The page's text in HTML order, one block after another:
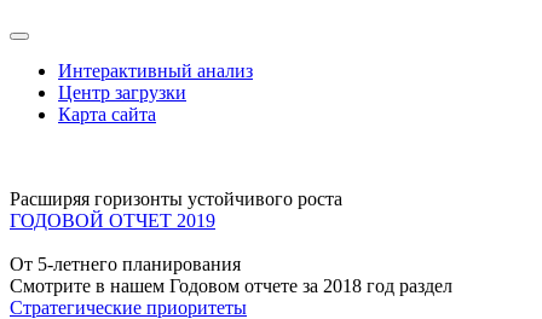
Интерактивный анализ
Центр загрузки
Карта сайта
Расширяя горизонты устойчивого роста
ГОДОВОЙ ОТЧЕТ 2019
От 5-летнего планирования
Смотрите в нашем Годовом отчете за 2018 год раздел
Стратегические приоритеты